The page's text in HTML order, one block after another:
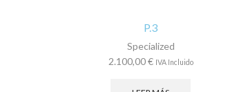
P.3
Specialized
2.100,00€ IVA Incluido